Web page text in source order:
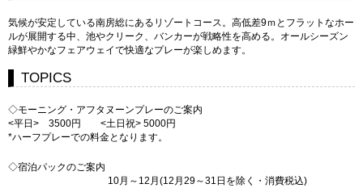
気候が安定している南房総にあるリゾートコース。高低差9ｍとフラットなホー
ルが展開する中、池やクリーク、バンカーが戦略性を高める。オールシーズン
緑鮮やかなフェアウェイで快適なプレーが楽しめます。
TOPICS
◇モーニング・アフタヌーンプレーのご案内
<平日> 3500円 <土日祝> 5000円
*ハーフプレーでの料金となります。
◇宿泊パックのご案内
10月～12月(12月29～31日を除く・消費税込)